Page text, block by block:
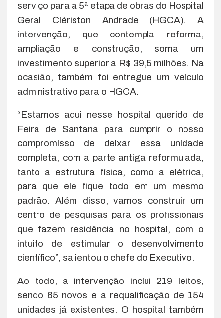
serviço para a 5ª etapa de obras do Hospital
Geral Clériston Andrade (HGCA). A
intervenção, que contempla reforma,
ampliação e construção, soma um
investimento superior a R$ 39,5 milhões. Na
ocasião, também foi entregue um veículo
administrativo para o HGCA.
“Estamos aqui nesse hospital querido de
Feira de Santana para cumprir o nosso
compromisso de deixar essa unidade
completa, com a parte antiga reformulada,
tanto a estrutura física, como a elétrica,
para que ele fique todo em um mesmo
padrão. Além disso, vamos construir um
centro de pesquisas para os profissionais
que fazem residência no hospital, com o
intuito de estimular o desenvolvimento
científico”, salientou o chefe do Executivo.
Ao todo, a intervenção inclui 219 leitos,
sendo 65 novos e a requalificação de 154
unidades já existentes. O hospital também